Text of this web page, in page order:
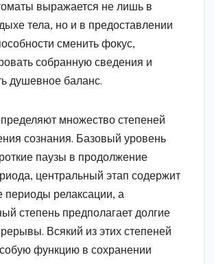
выражается не лишь в
тела, но и в предоставлении
сменить фокус,
собранную сведения и
душевное баланс.
множество степеней
сознания. Базовый уровень
паузы в продолжение
центральный этап содержит
релаксации, а
степень предполагает долгие
Всякий из этих степеней
функцию в сохранении